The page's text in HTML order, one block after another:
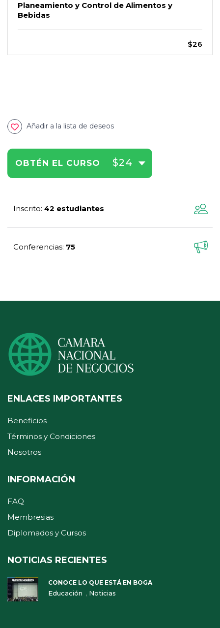
Planeamiento y Control de Alimentos y
Bebidas
$26
Añadir a la lista de deseos
OBTÉN EL CURSO $24
Inscrito: 42 estudiantes
Conferencias: 75
ENLACES IMPORTANTES
Beneficios
Términos y Condiciones
Nosotros
INFORMACIÓN
FAQ
Membresias
Diplomados y Cursos
NOTICIAS RECIENTES
CONOCE LO QUE ESTÁ EN BOGA
Educación , Noticias